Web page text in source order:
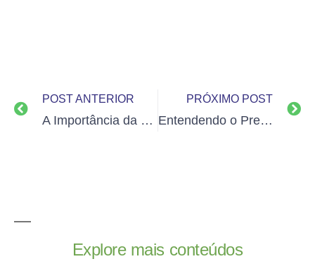
POST ANTERIOR
A Importância da Consultoria em Compliance nas Empresas Modernas
PRÓXIMO POST
Entendendo o Preço de Aluguel de Stand para Feiras e Eventos
Explore mais conteúdos